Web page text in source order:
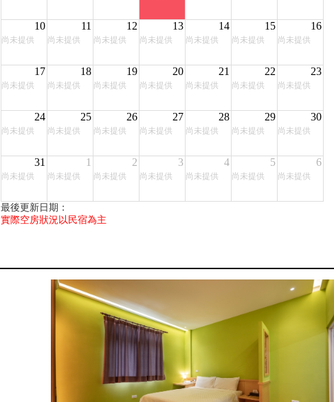
10
尚未提供
11
尚未提供
12
尚未提供
13
尚未提供
14
尚未提供
15
尚未提供
16
尚未提供
17
尚未提供
18
尚未提供
19
尚未提供
20
尚未提供
21
尚未提供
22
尚未提供
23
尚未提供
24
尚未提供
25
尚未提供
26
尚未提供
27
尚未提供
28
尚未提供
29
尚未提供
30
尚未提供
31
尚未提供
1
尚未提供
2
尚未提供
3
尚未提供
4
尚未提供
5
尚未提供
6
尚未提供
最後更新日期：
實際空房狀況以民宿為主